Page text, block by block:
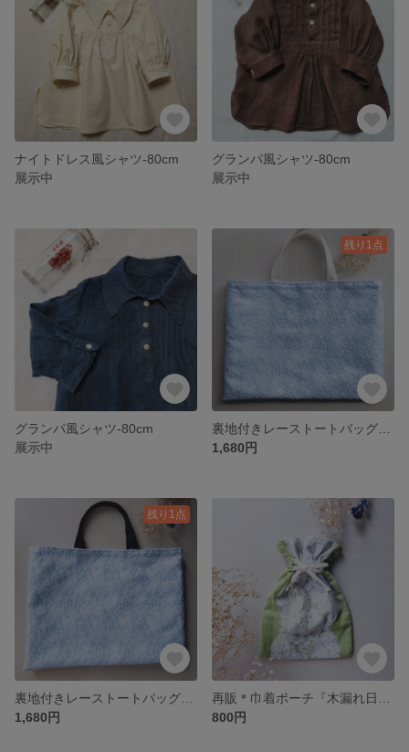
ナイトドレス風シャツ-80cm
展示中
グランパ風シャツ-80cm
展示中
グランパ風シャツ-80cm
展示中
残り1点
1,680円
残り1点
1,680円
800円